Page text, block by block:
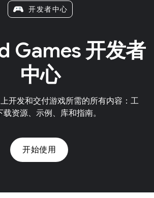
开发者中心
Games 开发者
中心
开发和交付游戏所需的所有内容：工
载资源、示例、库和指南。
开始使用